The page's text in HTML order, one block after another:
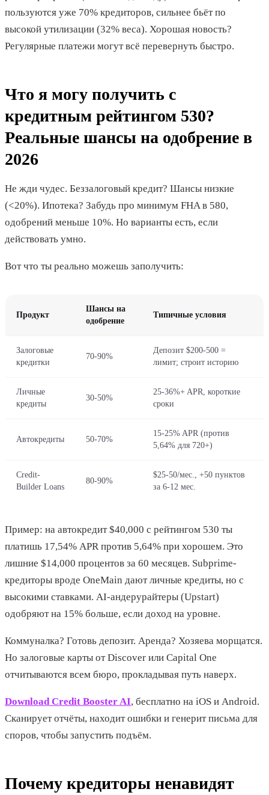
пользуются уже 70% кредиторов, сильнее бьёт по
высокой утилизации (32% веса). Хорошая новость?
Регулярные платежи могут всё перевернуть быстро.
Что я могу получить с
кредитным рейтингом 530?
Реальные шансы на одобрение в
2026
Не жди чудес. Беззалоговый кредит? Шансы низкие
(<20%). Ипотека? Забудь про минимум FHA в 580,
одобрений меньше 10%. Но варианты есть, если
действовать умно.
Вот что ты реально можешь заполучить:
Продукт
Шансы на
одобрение
Типичные условия
Залоговые
кредитки
70-90%
Депозит $200-500 =
лимит; строит историю
Личные
кредиты
30-50%
25-36%+ APR, короткие
сроки
Автокредиты 50-70%
15-25% APR (против
5,64% для 720+)
Credit-
Builder Loans
80-90%
$25-50/мес., +50 пунктов
за 6-12 мес.
Пример: на автокредит $40,000 с рейтингом 530 ты
платишь 17,54% APR против 5,64% при хорошем. Это
лишние $14,000 процентов за 60 месяцев. Subprime-
кредиторы вроде OneMain дают личные кредиты, но с
высокими ставками. AI-андерурайтеры (Upstart)
одобряют на 15% больше, если доход на уровне.
Коммуналка? Готовь депозит. Аренда? Хозяева морщатся.
Но залоговые карты от Discover или Capital One
отчитываются всем бюро, прокладывая путь наверх.
Download Credit Booster AI, бесплатно на iOS и Android.
Сканирует отчёты, находит ошибки и генерит письма для
споров, чтобы запустить подъём.
Почему кредиторы ненавидят